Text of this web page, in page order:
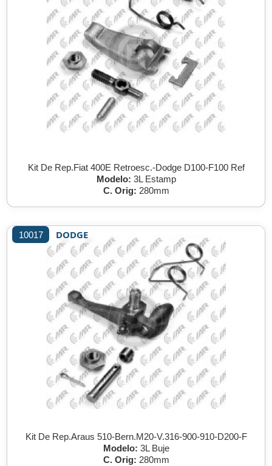
Kit De Rep.Fiat 400E Retroesc.-Dodge D100-F100 Ref
Modelo: 3L Estamp
C. Orig: 280mm
10017 DODGE
Kit De Rep.Araus 510-Bern.M20-V.316-900-910-D200-F
Modelo: 3L Buje
C. Orig: 280mm